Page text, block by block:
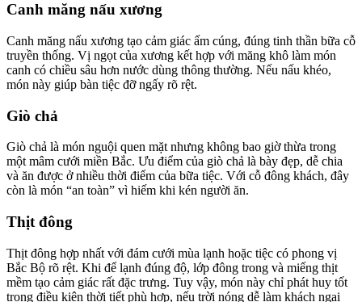
Canh măng nấu xương
Canh măng nấu xương tạo cảm giác ấm cúng, đúng tinh thần bữa cỗ
truyền thống. Vị ngọt của xương kết hợp với măng khô làm món
canh có chiều sâu hơn nước dùng thông thường. Nếu nấu khéo,
món này giúp bàn tiệc đỡ ngấy rõ rệt.
Giò chả
Giò chả là món nguội quen mặt nhưng không bao giờ thừa trong
một mâm cưới miền Bắc. Ưu điểm của giò chả là bày đẹp, dễ chia
và ăn được ở nhiều thời điểm của bữa tiệc. Với cỗ đông khách, đây
còn là món “an toàn” vì hiếm khi kén người ăn.
Thịt đông
Thịt đông hợp nhất với đám cưới mùa lạnh hoặc tiệc có phong vị
Bắc Bộ rõ rệt. Khi để lạnh đúng độ, lớp đông trong và miếng thịt
mềm tạo cảm giác rất đặc trưng. Tuy vậy, món này chỉ phát huy tốt
trong điều kiện thời tiết phù hợp, nếu trời nóng dễ làm khách ngại